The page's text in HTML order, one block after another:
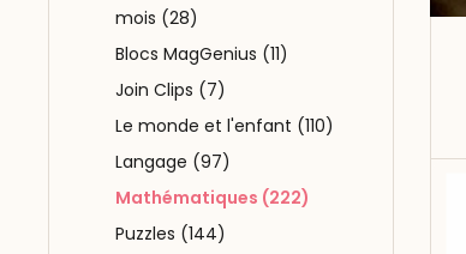
mois (28)
Blocs MagGenius (11)
Join Clips (7)
Le monde et l'enfant (110)
Langage (97)
Mathématiques (222)
Puzzles (144)